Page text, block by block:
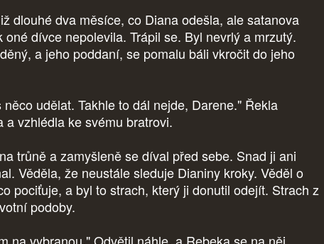
dlouhé dva měsíce, co Diana odešla, ale satanova
oné dívce nepolevila. Trápil se. Byl nevrlý a mrzutý.
a jeho poddaní, se pomalu báli vkročit do jeho
něco udělat. Takhle to dál nejde, Darene." Řekla
a vzhlédla ke svému bratrovi.
trůně a zamyšleně se díval před sebe. Snad ji ani
Věděla, že neustále sleduje Dianiny kroky. Věděl o
pociťuje, a byl to strach, který ji donutil odejít. Strach z
podoby.
na vybranou." Odvětil náhle, a Rebeka se na něj